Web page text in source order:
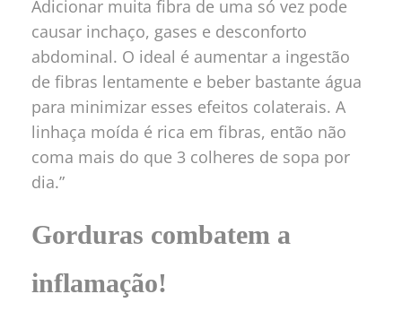
Adicionar muita fibra de uma só vez pode
causar inchaço, gases e desconforto
abdominal. O ideal é aumentar a ingestão
de fibras lentamente e beber bastante água
para minimizar esses efeitos colaterais. A
linhaça moída é rica em fibras, então não
coma mais do que 3 colheres de sopa por
dia.”
Gorduras combatem a
inflamação!